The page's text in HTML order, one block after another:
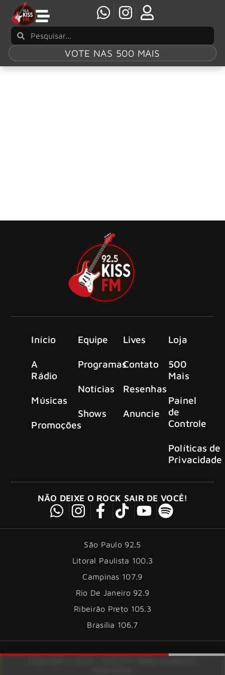
VOTE NAS 500 MAIS
Início
A
Rádio
Músicas
Promoções
Equipe
Programas
Notícias
Shows
Lives
Contato
Resenhas
Anuncie
Loja
500
Mais
Painel
de
Controle
Políticas de
Privacidade
NÃO DEIXE O ROCK SAIR DE VOCÊ!
São Paulo 92.5
Litoral Paulista 100.3
Campinas 107.9
Rio De Janeiro 92.9
Ribeirão Preto 105.3
Brasília 106.7